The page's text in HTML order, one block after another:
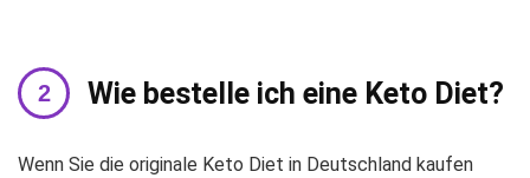
Wie bestelle ich eine Keto Diet?
Wenn Sie die originale Keto Diet in Deutschland kaufen